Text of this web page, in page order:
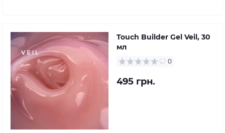
Touch Builder Gel Veil, 30
мл
0
495 грн.